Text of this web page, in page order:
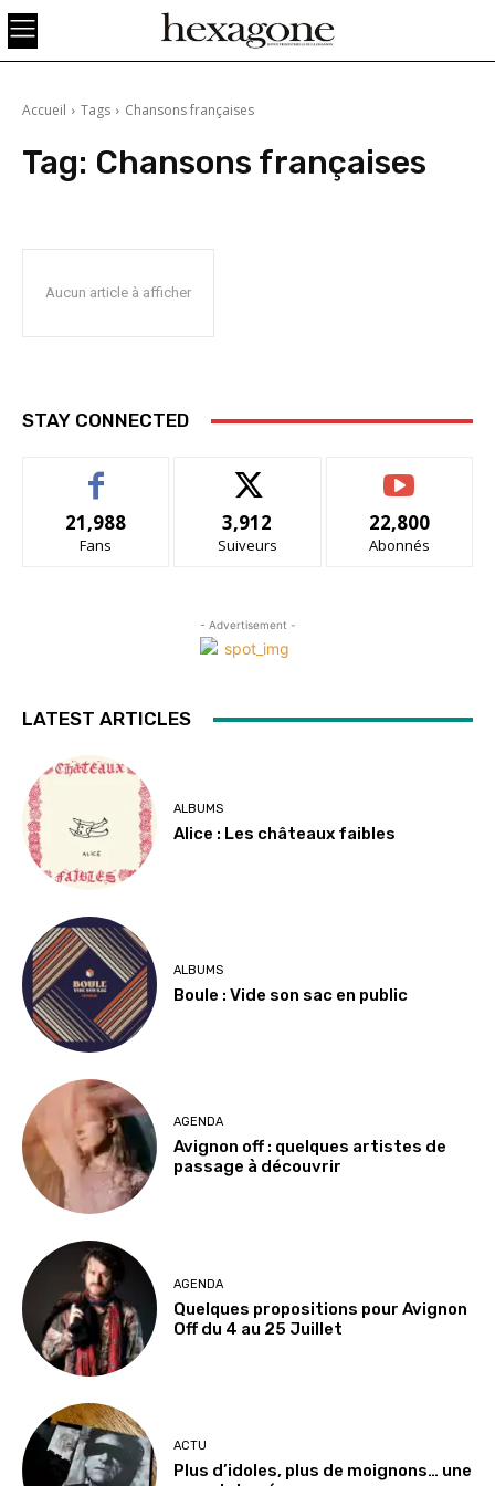
Accueil Tags Chansons françaises
Tag: Chansons françaises
Aucun article à afficher
STAY CONNECTED
21,988
Fans
3,912
Suiveurs
22,800
Abonnés
- Advertisement -
LATEST ARTICLES
ALBUMS
Alice : Les châteaux faibles
ALBUMS
Boule : Vide son sac en public
AGENDA
Avignon off : quelques artistes de
passage à découvrir
AGENDA
Quelques propositions pour Avignon
Off du 4 au 25 Juillet
ACTU
Plus d’idoles, plus de moignons… une